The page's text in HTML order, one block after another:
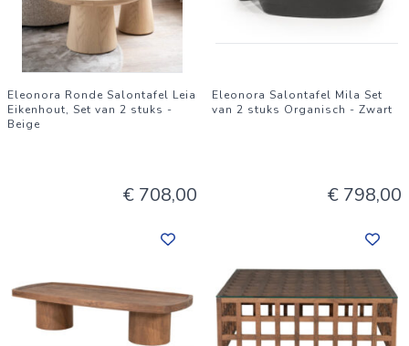
Eleonora Ronde Salontafel Leia
Eikenhout, Set van 2 stuks -
Beige
€ 708,00
Eleonora Salontafel Mila Set
van 2 stuks Organisch - Zwart
€ 798,00